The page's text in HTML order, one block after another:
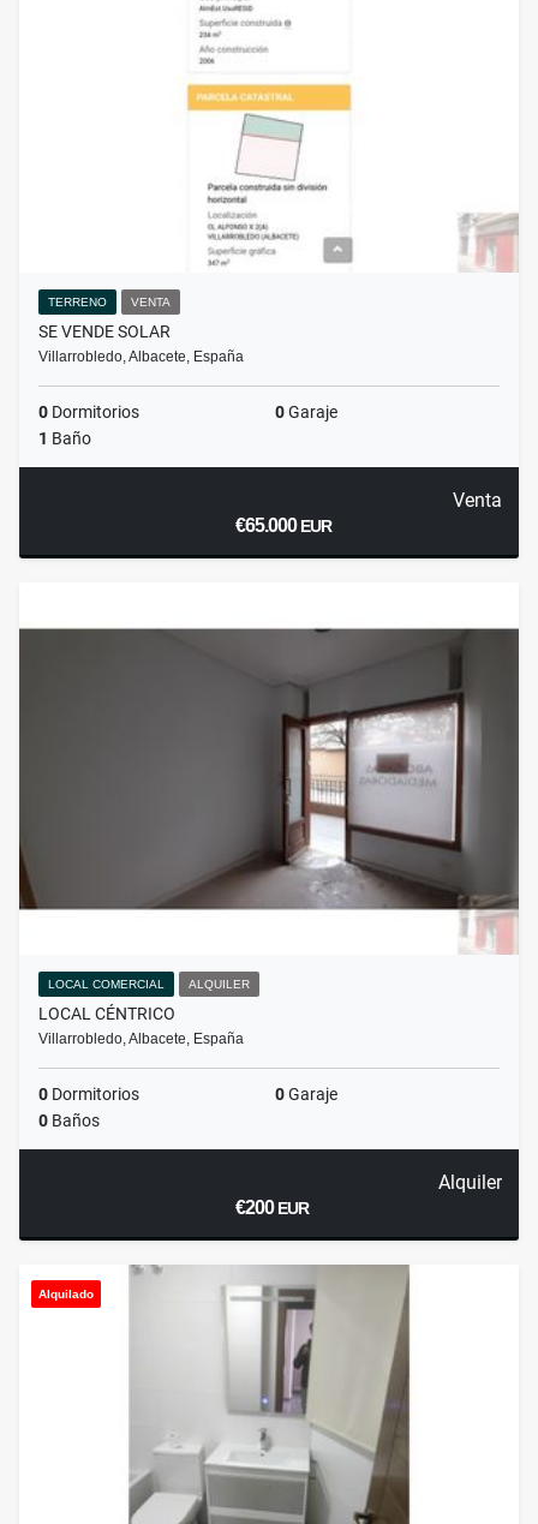
TERRENO VENTA
SE VENDE SOLAR
Villarrobledo, Albacete, España
0 Dormitorios 0Garaje
1 Baño
Venta
€65.000EUR
LOCAL COMERCIAL ALQUILER
LOCAL CÉNTRICO
Villarrobledo, Albacete, España
0 Dormitorios 0Garaje
0 Baños
Alquiler
€200EUR
Alquilado